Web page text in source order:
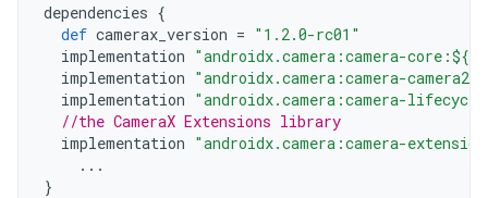
dependencies {
def camerax_version = "1.2.0-rc01"
implementation "androidx.camera:camera-
implementation "androidx.camera:camera-
implementation "androidx.camera:camera-
//the CameraX Extensions library
implementation "androidx.camera:camera-
...
}